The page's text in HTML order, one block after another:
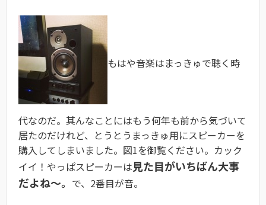
もはや音楽はまっきゅで聴く時
代なのだ。其んなことにはもう何年も前から気づいて
居たのだけれど、とうとうまっきゅ用にスピーカーを
購入してしまいました。図1を御覧ください。カック
イイ！やっぱスピーカーは見た目がいちばん大事
だよね〜。 で、2番目が音。